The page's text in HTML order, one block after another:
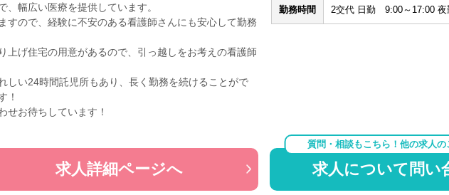
、幅広い医療を提供しています。
すので、経験に不安のある看護師さんにも安心して勤務
上げ住宅の用意があるので、引っ越しをお考えの看護師
しい24時間託児所もあり、長く勤務を続けることがで
！
せお待ちしています！
勤務時間 2交代 日勤 9:00～17:00
求人詳細ページへ
質問・相談もこちら！他の求人の
求人について問い